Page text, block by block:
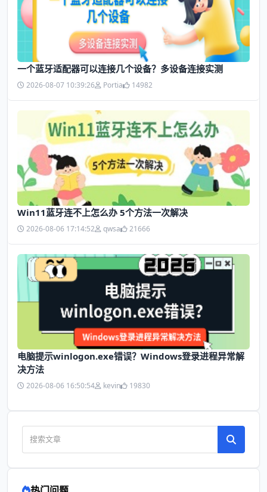
一个蓝牙适配器可以连接几个设备？多设备连接实测
2026-08-07 10:39:26 Portia 14982
Win11蓝牙连不上怎么办 5个方法一次解决
2026-08-06 17:14:52 qwsa 21666
电脑提示winlogon.exe错误？Windows登录进程异常解
决方法
2026-08-06 16:50:54 kevin 19830